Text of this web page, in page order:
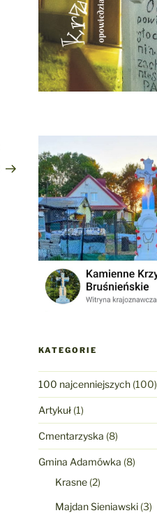
Następny
wpis
KATEGORIE
100 najcenniejszych(100)
Artykuł(1)
Cmentarzyska (8)
Gmina Adamówka (8)
Krasne(2)
Majdan Sieniawski(3)